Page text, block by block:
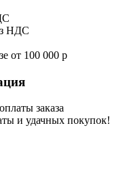
НДС
от 100 000 р
заказа
и удачных покупок!